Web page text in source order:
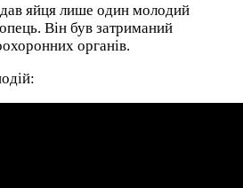
яйця лише один молодий
Він був затриманий
органів.